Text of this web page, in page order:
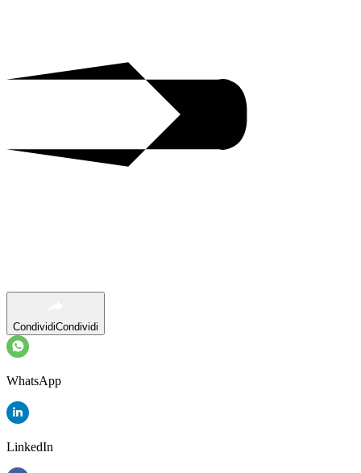
CondividiCondividi
WhatsApp
LinkedIn